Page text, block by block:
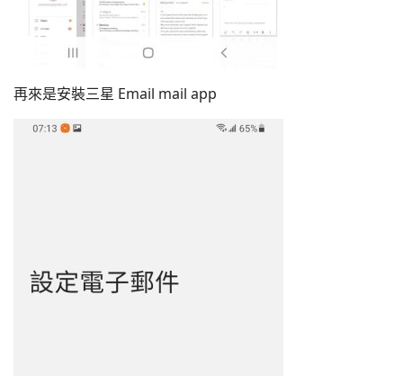
再來是安裝三星 Email mail app